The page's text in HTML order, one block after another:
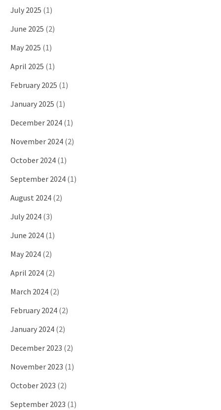
July 2025 (1)
June 2025 (2)
May 2025 (1)
April 2025 (1)
February 2025 (1)
January 2025 (1)
December 2024 (1)
November 2024 (2)
October 2024 (1)
September 2024 (1)
August 2024 (2)
July 2024 (3)
June 2024 (1)
May 2024 (2)
April 2024 (2)
March 2024 (2)
February 2024 (2)
January 2024 (2)
December 2023 (2)
November 2023 (1)
October 2023 (2)
September 2023 (1)